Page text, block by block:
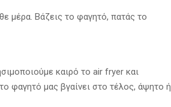
μέρα. Βάζεις το φαγητό, πατάς το
καιρό το air fryer και
φαγητό μας βγαίνει στο τέλος, άψητο ή